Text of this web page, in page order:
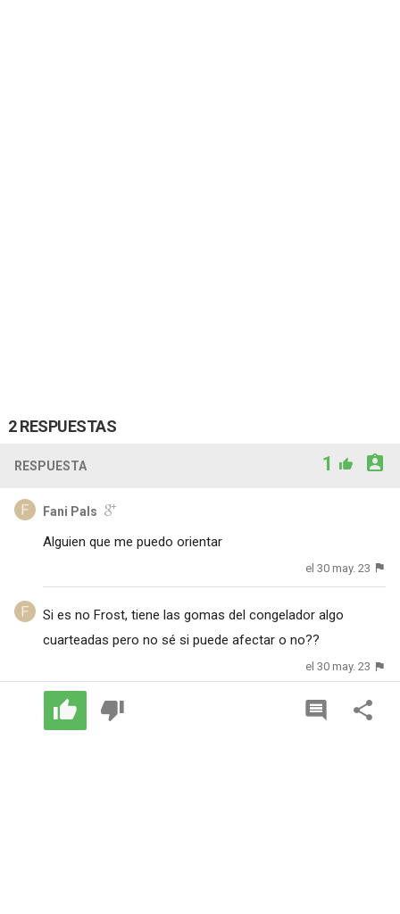
2 RESPUESTAS
RESPUESTA 1
Fani Pals
Alguien que me puedo orientar
el 30 may. 23
Si es no Frost, tiene las gomas del congelador algo
cuarteadas pero no sé si puede afectar o no?‍?
el 30 may. 23